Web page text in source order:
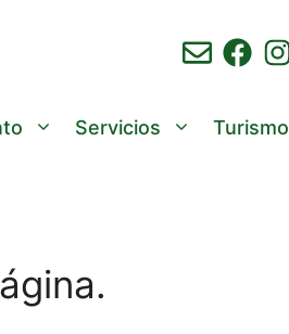
Servicios Turismo